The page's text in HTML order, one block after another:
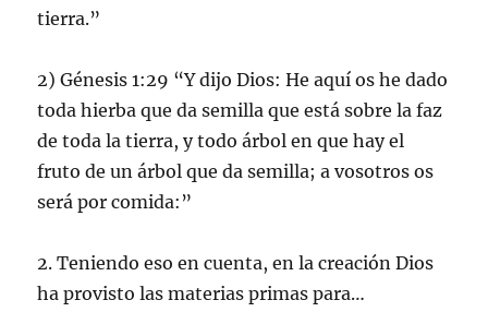
tierra.”
2) Génesis 1:29 “Y dijo Dios: He aquí os he dado
toda hierba que da semilla que está sobre la faz
de toda la tierra, y todo árbol en que hay el
fruto de un árbol que da semilla; a vosotros os
será por comida:”
2. Teniendo eso en cuenta, en la creación Dios
ha provisto las materias primas para…